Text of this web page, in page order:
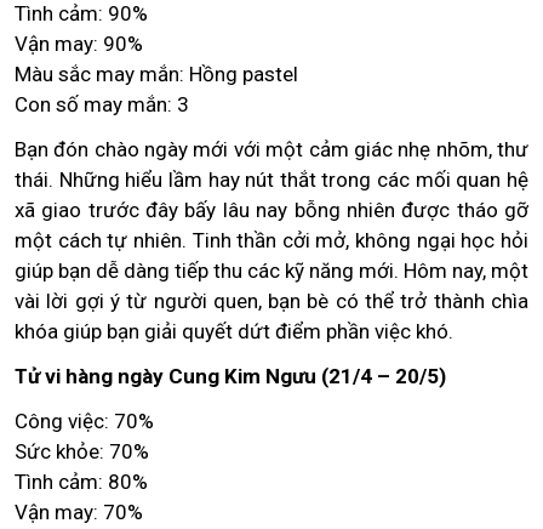
Tình cảm: 90%
Vận may: 90%
Màu sắc may mắn: Hồng pastel
Con số may mắn: 3
Bạn đón chào ngày mới với một cảm giác nhẹ nhõm, thư
thái. Những hiểu lầm hay nút thắt trong các mối quan hệ
xã giao trước đây bấy lâu nay bỗng nhiên được tháo gỡ
một cách tự nhiên. Tinh thần cởi mở, không ngại học hỏi
giúp bạn dễ dàng tiếp thu các kỹ năng mới. Hôm nay, một
vài lời gợi ý từ người quen, bạn bè có thể trở thành chìa
khóa giúp bạn giải quyết dứt điểm phần việc khó.
Tử vi hàng ngày Cung Kim Ngưu (21/4 – 20/5)
Công việc: 70%
Sức khỏe: 70%
Tình cảm: 80%
Vận may: 70%